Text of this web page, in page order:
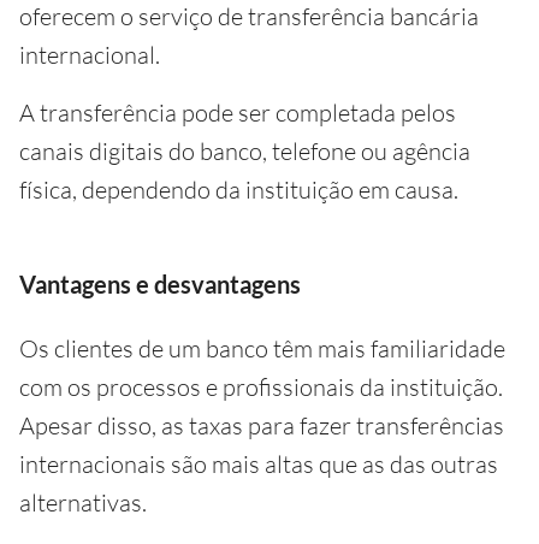
oferecem o serviço de transferência bancária
internacional.
A transferência pode ser completada pelos
canais digitais do banco, telefone ou agência
física, dependendo da instituição em causa.
Vantagens e desvantagens
Os clientes de um banco têm mais familiaridade
com os processos e profissionais da instituição.
Apesar disso, as taxas para fazer transferências
internacionais são mais altas que as das outras
alternativas.